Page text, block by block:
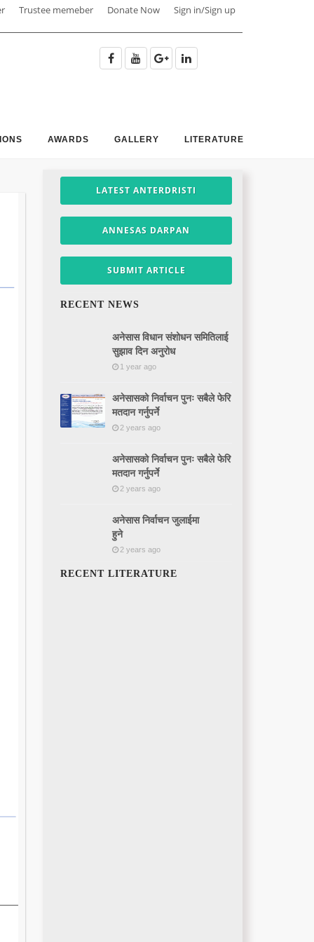
Trustee memeber Donate Now Sign in/Sign up
AWARDS GALLERY LITERATURE
LATEST ANTERDRISTI
ANNESAS DARPAN
SUBMIT ARTICLE
RECENT NEWS
अनेसास विधान संशोधन समितिलाई
सुझाव दिन अनुरोध
1 year ago
अनेसासको निर्वाचन पुनः सबैले फेरि
मतदान गर्नुपर्ने
2 years ago
अनेसासको निर्वाचन पुनः सबैले फेरि
मतदान गर्नुपर्ने
2 years ago
अनेसास निर्वाचन जुलाईमा
हुने
2 years ago
RECENT LITERATURE